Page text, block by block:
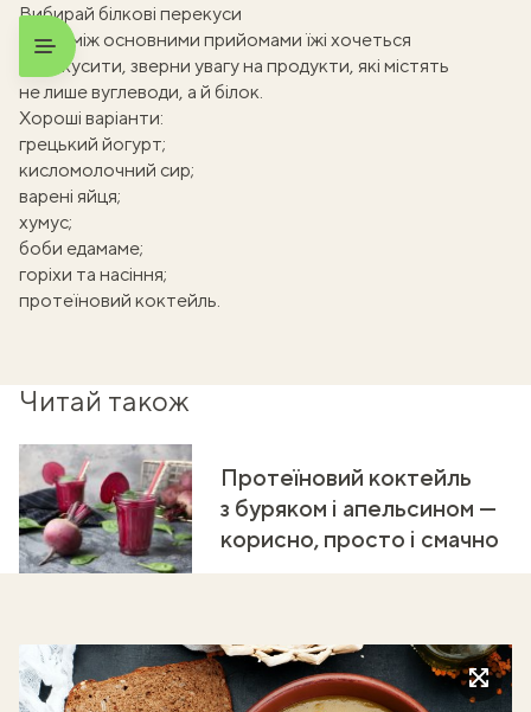
Вибирай білкові перекуси
Якщо між основними прийомами їжі хочеться
перекусити, зверни увагу на продукти, які містять
не лише вуглеводи, а й білок.
Хороші варіанти:
грецький йогурт;
кисломолочний сир;
варені яйця;
хумус;
боби едамаме;
горіхи та насіння;
протеїновий коктейль
Читай також
Протеїновий коктейль
з буряком і апельсином —
корисно, просто і смачно